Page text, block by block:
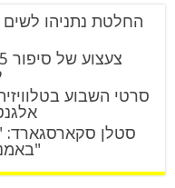
החלטת נתניהו
סרטי השבוע
סטלן סקארסגארד:
באמנות ובין איכות האמנות הוא אדיר"